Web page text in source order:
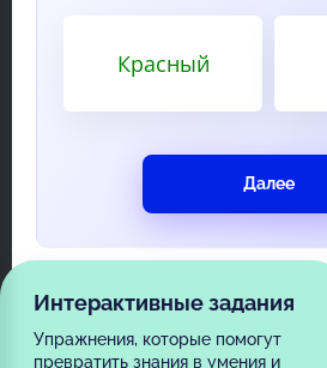
Красный
Далее
Интерактивные задания
Упражнения, которые помогут
превратить знания в умения и